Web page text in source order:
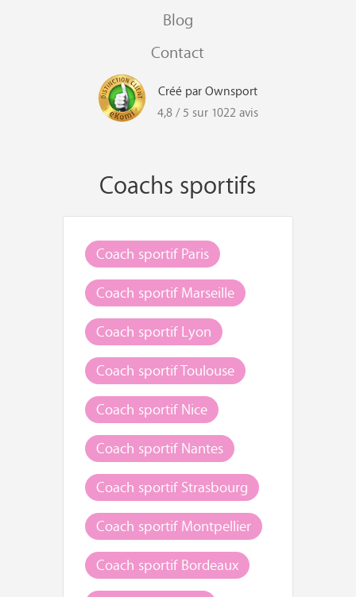
Blog
Contact
Créé par Ownsport
4,8 / 5 sur 1022 avis
Coachs sportifs
Coach sportif Paris
Coach sportif Marseille
Coach sportif Lyon
Coach sportif Toulouse
Coach sportif Nice
Coach sportif Nantes
Coach sportif Strasbourg
Coach sportif Montpellier
Coach sportif Bordeaux